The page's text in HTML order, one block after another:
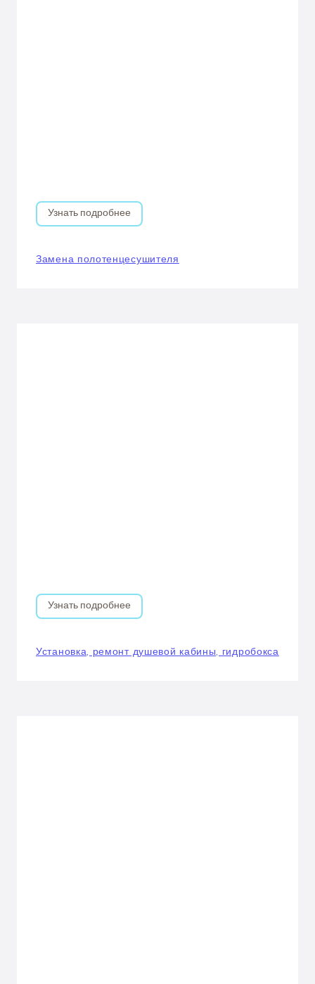
Узнать подробнее
Замена полотенцесушителя
Узнать подробнее
Установка, ремонт душевой кабины, гидробокса